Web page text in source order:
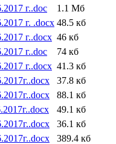
г..doc
1.1 Мб
г. .docx 48.5 кб
г..docx 46 кб
г..doc
74 кб
г..docx 41.3 кб
37.8 кб
88.1 кб
49.1 кб
36.1 кб
389.4 кб